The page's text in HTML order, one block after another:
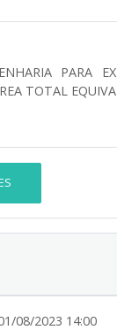
PARA
TOTAL
08/2023 14:00